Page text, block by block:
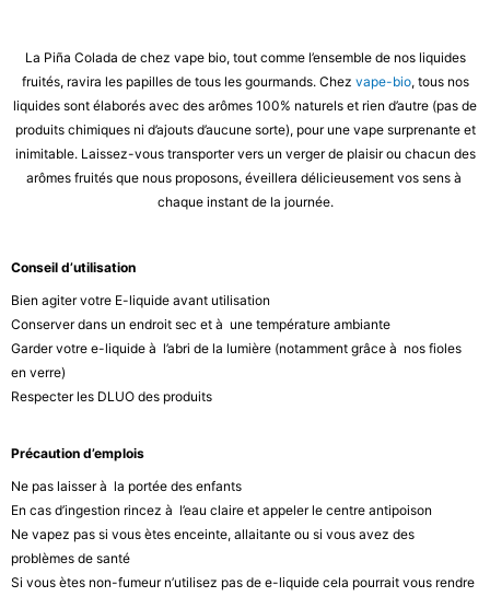
La Piña Colada de chez vape bio, tout comme l’ensemble de nos liquides
fruités, ravira les papilles de tous les gourmands. Chez vape-bio, tous nos
liquides sont élaborés avec des arômes 100% naturels et rien d’autre (pas de
produits chimiques ni d’ajouts d’aucune sorte), pour une vape surprenante et
inimitable. Laissez-vous transporter vers un verger de plaisir ou chacun des
arômes fruités que nous proposons, éveillera délicieusement vos sens à
chaque instant de la journée.
Conseil d’utilisation
Bien agiter votre E-liquide avant utilisation
Conserver dans un endroit sec et à une température ambiante
Garder votre e-liquide à l’abri de la lumière (notamment grâce à nos fioles
en verre)
Respecter les DLUO des produits
Précaution d’emplois
Ne pas laisser à la portée des enfants
En cas d’ingestion rincez à l’eau claire et appeler le centre antipoison
Ne vapez pas si vous ètes enceinte, allaitante ou si vous avez des
problèmes de santé
Si vous ètes non-fumeur n’utilisez pas de e-liquide cela pourrait vous rendre